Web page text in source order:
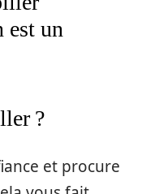
est un
?
et procure